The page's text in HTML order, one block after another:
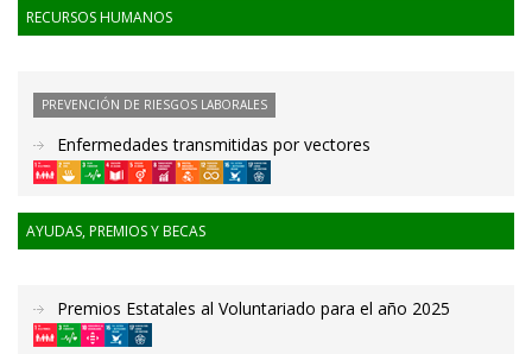
RECURSOS HUMANOS
PREVENCIÓN DE RIESGOS LABORALES
Enfermedades transmitidas por vectores
AYUDAS, PREMIOS Y BECAS
Premios Estatales al Voluntariado para el año 2025